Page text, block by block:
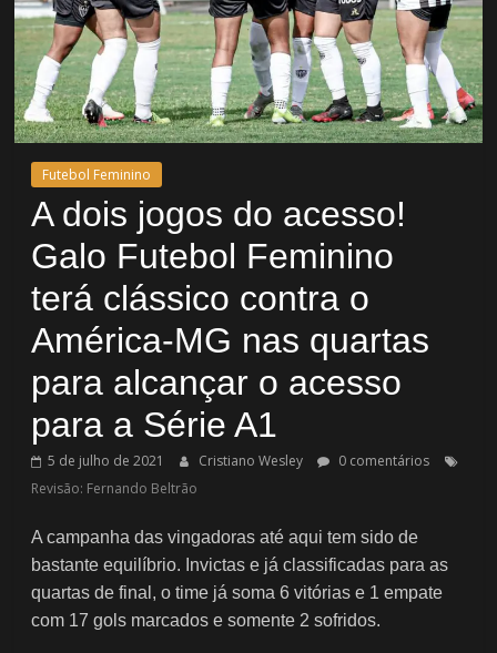
Futebol Feminino
A dois jogos do acesso!
Galo Futebol Feminino
terá clássico contra o
América-MG nas quartas
para alcançar o acesso
para a Série A1
5 de julho de 2021 Cristiano Wesley
0 comentários
Revisão: Fernando Beltrão
A campanha das vingadoras até aqui tem sido de
bastante equilíbrio. Invictas e já classificadas para as
quartas de final, o time já soma 6 vitórias e 1 empate
com 17 gols marcados e somente 2 sofridos.